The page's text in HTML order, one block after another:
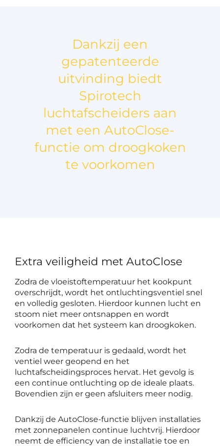
Dankzij een
gepatenteerde
uitvinding biedt
Spirotech
luchtafscheiders aan
met een AutoClose-
functie om droogkoken
te voorkomen
Extra veiligheid met AutoClose
Zodra de vloeistoftemperatuur het kookpunt
overschrijdt, wordt het ontluchtingsventiel snel
en volledig gesloten. Hierdoor kunnen lucht en
stoom niet meer ontsnappen en wordt
voorkomen dat het systeem kan droogkoken.
Zodra de temperatuur is gedaald, wordt het
ventiel weer geopend en het
luchtafscheidingsproces hervat. Het gevolg is
een continue ontluchting op de ideale plaats.
Bovendien zijn er geen afsluiters meer nodig.
Dankzij de AutoClose-functie blijven installaties
met zonnepanelen continue luchtvrij. Hierdoor
neemt de efficiency van de installatie toe en